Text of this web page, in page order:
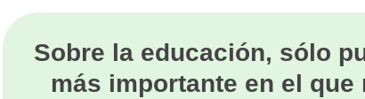
Sobre la educación, sólo
más importante en el